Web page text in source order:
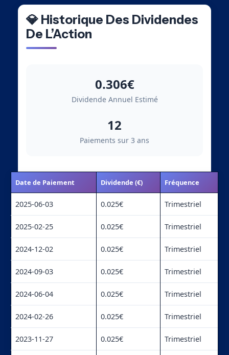
💎 Historique Des Dividendes
De L’Action
0.306€
Dividende Annuel Estimé
12
Paiements sur 3 ans
Date de Paiement Dividende (€) Fréquence
2025-06-03 0.025€ Trimestriel
2025-02-25 0.025€ Trimestriel
2024-12-02 0.025€ Trimestriel
2024-09-03 0.025€ Trimestriel
2024-06-04 0.025€ Trimestriel
2024-02-26 0.025€ Trimestriel
2023-11-27 0.025€ Trimestriel